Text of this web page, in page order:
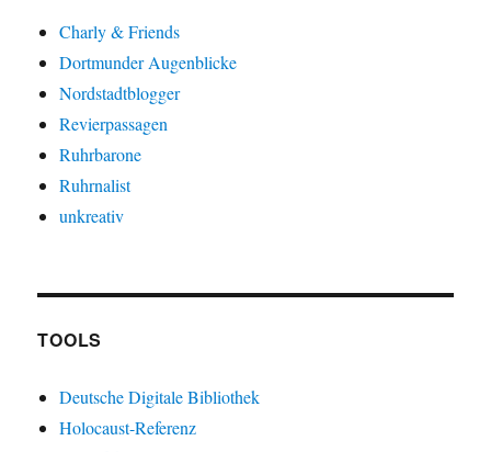
Charly & Friends
Dortmunder Augenblicke
Nordstadtblogger
Revierpassagen
Ruhrbarone
Ruhrnalist
unkreativ
TOOLS
Deutsche Digitale Bibliothek
Holocaust-Referenz